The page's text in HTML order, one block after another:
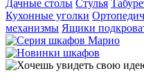
Дачные столы Стулья
Кухонные уголки
механизмы Ящики